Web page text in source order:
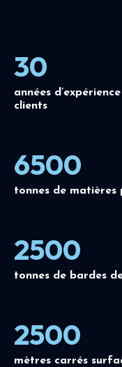
30
années
clients
6500
tonnes de matières
2500
tonnes de bardes
2500
mètres carrés